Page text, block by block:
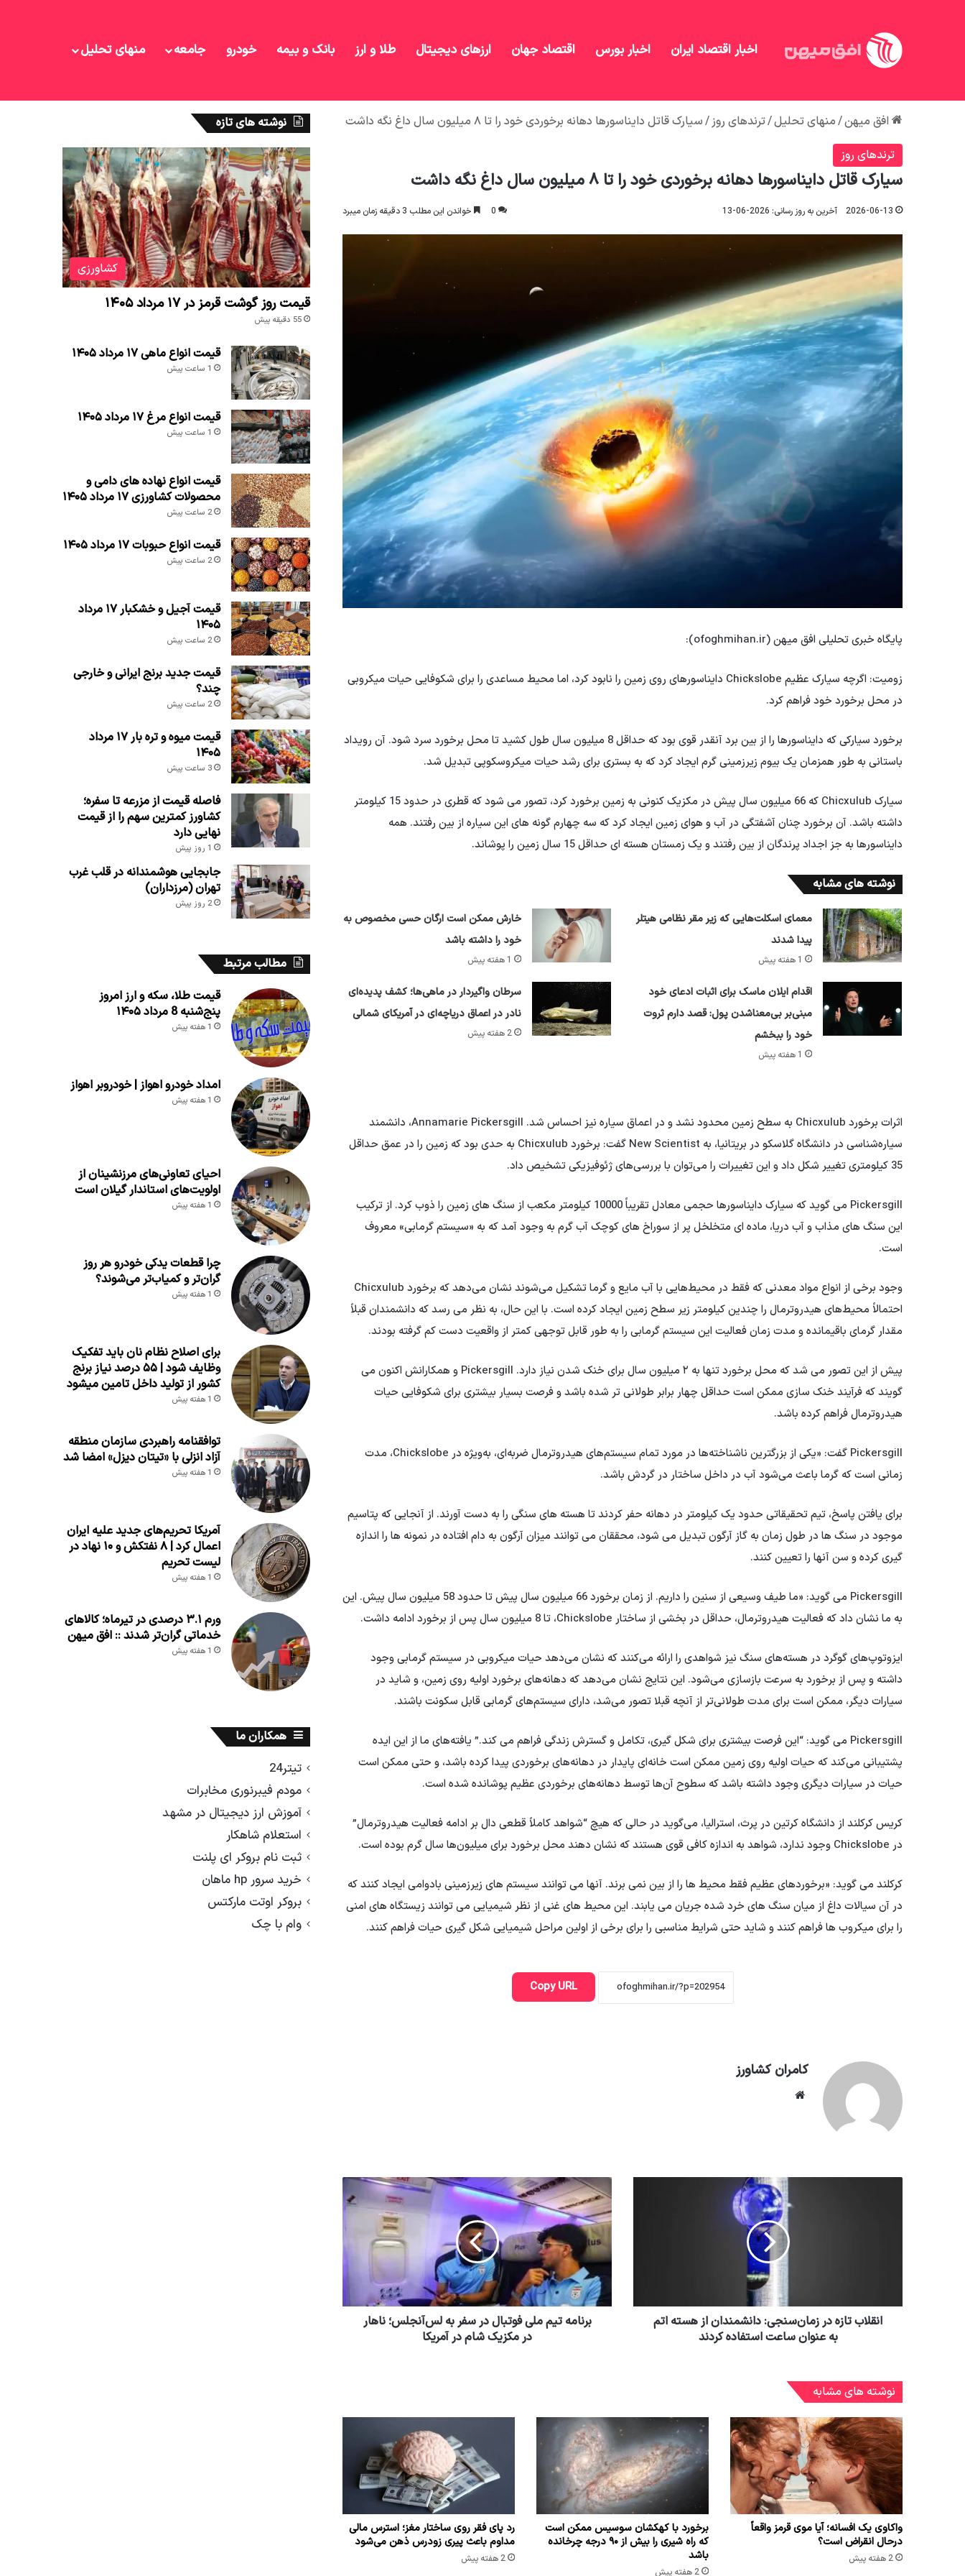
اخبار اقتصاد ایران اخبار بورس اقتصاد جهان ارزهای دیجیتال طلا و ارز بانک و بیمه خودرو جامعه منهای تحلیل
افق میهن/منهای تحلیل/ترندهای روز/سیارک قاتل دایناسورها دهانه برخوردی خود را تا ۸ میلیون سال داغ نگه داشت
ترندهای روز
سیارک قاتل دایناسورها دهانه برخوردی خود را تا ۸ میلیون سال داغ نگه داشت
2026-06-13 آخرین به روز رسانی: 2026-06-13 0 خواندن این مطلب 3 دقیقه زمان میبرد
پایگاه خبری تحلیلی افق میهن (ofoghmihan.ir):
زومیت: اگرچه سیارک عظیم Chickslobe دایناسورهای روی زمین را نابود کرد، اما محیط مساعدی را برای شکوفایی حیات میکروبی
در محل برخورد خود فراهم کرد.
برخورد سیارکی که دایناسورها را از بین برد آنقدر قوی بود که حداقل 8 میلیون سال طول کشید تا محل برخورد سرد شود. آن رویداد
باستانی به طور همزمان یک بیوم زیرزمینی گرم ایجاد کرد که به بستری برای رشد حیات میکروسکوپی تبدیل شد.
سیارک Chicxulub که 66 میلیون سال پیش در مکزیک کنونی به زمین برخورد کرد، تصور می شود که قطری در حدود 15 کیلومتر
داشته باشد. آن برخورد چنان آشفتگی در آب و هوای زمین ایجاد کرد که سه چهارم گونه های این سیاره از بین رفتند. همه
دایناسورها به جز اجداد پرندگان از بین رفتند و یک زمستان هسته ای حداقل 15 سال زمین را پوشاند.
نوشته های مشابه
معمای اسکلت‌هایی که زیر مقر نظامی هیتلر
پیدا شدند
1 هفته پیش
خارش ممکن است ارگان حسی مخصوص به
خود را داشته باشد
1 هفته پیش
اقدام ایلان ماسک برای اثبات ادعای خود
مبنی‌بر بی‌معناشدن پول: قصد دارم ثروت
خود را ببخشم
1 هفته پیش
سرطان واگیردار در ماهی‌ها؛ کشف پدیده‌ای
نادر در اعماق دریاچه‌ای در آمریکای شمالی
2 هفته پیش
اثرات برخورد Chicxulub به سطح زمین محدود نشد و در اعماق سیاره نیز احساس شد. Annamarie Pickersgill، دانشمند
سیاره‌شناسی در دانشگاه گلاسکو در بریتانیا، به New Scientist گفت: برخورد Chicxulub به حدی بود که زمین را در عمق حداقل
35 کیلومتری تغییر شکل داد و این تغییرات را می‌توان با بررسی‌های ژئوفیزیکی تشخیص داد.
Pickersgill می گوید که سیارک دایناسورها حجمی معادل تقریباً 10000 کیلومتر مکعب از سنگ های زمین را ذوب کرد. از ترکیب
این سنگ های مذاب و آب دریا، ماده ای متخلخل پر از سوراخ های کوچک آب گرم به وجود آمد که به «سیستم گرمابی» معروف
است.
وجود برخی از انواع مواد معدنی که فقط در محیط‌هایی با آب مایع و گرما تشکیل می‌شوند نشان می‌دهد که برخورد Chicxulub
احتمالاً محیط‌های هیدروترمال را چندین کیلومتر زیر سطح زمین ایجاد کرده است. با این حال، به نظر می رسد که دانشمندان قبلاً
مقدار گرمای باقیمانده و مدت زمان فعالیت این سیستم گرمابی را به طور قابل توجهی کمتر از واقعیت دست کم گرفته بودند.
پیش از این تصور می شد که محل برخورد تنها به ۲ میلیون سال برای خنک شدن نیاز دارد. Pickersgill و همکارانش اکنون می
گویند که فرآیند خنک سازی ممکن است حداقل چهار برابر طولانی تر شده باشد و فرصت بسیار بیشتری برای شکوفایی حیات
هیدروترمال فراهم کرده باشد.
Pickersgill گفت: «یکی از بزرگترین ناشناخته‌ها در مورد تمام سیستم‌های هیدروترمال ضربه‌ای، به‌ویژه در Chickslobe، مدت
زمانی است که گرما باعث می‌شود آب در داخل ساختار در گردش باشد.
برای یافتن پاسخ، تیم تحقیقاتی حدود یک کیلومتر در دهانه حفر کردند تا هسته های سنگی را به دست آورند. از آنجایی که پتاسیم
موجود در سنگ ها در طول زمان به گاز آرگون تبدیل می شود، محققان می توانند میزان آرگون به دام افتاده در نمونه ها را اندازه
گیری کرده و سن آنها را تعیین کنند.
Pickersgill می گوید: «ما طیف وسیعی از سنین را داریم. از زمان برخورد 66 میلیون سال پیش تا حدود 58 میلیون سال پیش. این
به ما نشان داد که فعالیت هیدروترمال، حداقل در بخشی از ساختار Chickslobe، تا 8 میلیون سال پس از برخورد ادامه داشت.
ایزوتوپ‌های گوگرد در هسته‌های سنگ نیز شواهدی را ارائه می‌کنند که نشان می‌دهد حیات میکروبی در سیستم گرمابی وجود
داشته و پس از برخورد به سرعت بازسازی می‌شود. این نتایج نشان می‌دهد که دهانه‌های برخورد اولیه روی زمین، و شاید در
سیارات دیگر، ممکن است برای مدت طولانی‌تر از آنچه قبلا تصور می‌شد، دارای سیستم‌های گرمابی قابل سکونت باشند.
Pickersgill می گوید: “این فرصت بیشتری برای شکل گیری، تکامل و گسترش زندگی فراهم می کند.” یافته‌های ما از این ایده
پشتیبانی می‌کند که حیات اولیه روی زمین ممکن است خانه‌ای پایدار در دهانه‌های برخوردی پیدا کرده باشد، و حتی ممکن است
حیات در سیارات دیگری وجود داشته باشد که سطوح آن‌ها توسط دهانه‌های برخوردی عظیم پوشانده شده است.
کریس کرکلند از دانشگاه کرتین در پرث، استرالیا، می‌گوید در حالی که هیچ “شواهد کاملاً قطعی دال بر ادامه فعالیت هیدروترمال”
در Chickslobe وجود ندارد، شواهد به اندازه کافی قوی هستند که نشان دهند محل برخورد برای میلیون‌ها سال گرم بوده است.
کرکلند می گوید: «برخوردهای عظیم فقط محیط ها را از بین نمی برند. آنها می توانند سیستم های زیرزمینی بادوامی ایجاد کنند که
در آن سیالات داغ از میان سنگ های خرد شده جریان می یابند. این محیط های غنی از نظر شیمیایی می توانند زیستگاه های امنی
را برای میکروب ها فراهم کنند و شاید حتی شرایط مناسبی را برای برخی از اولین مراحل شیمیایی شکل گیری حیات فراهم کنند.
Copy URL
کامران کشاورز
انقلاب تازه در زمان‌سنجی: دانشمندان از هسته اتم
به عنوان ساعت استفاده کردند
برنامه تیم ملی فوتبال در سفر به لس‌آنجلس؛ ناهار
در مکزیک شام در آمریکا
نوشته های مشابه
واکاوی یک افسانه؛ آیا موی قرمز واقعاً
درحال انقراض است؟
2 هفته پیش
برخورد با کهکشان سوسیس ممکن است
که راه شیری را بیش از ۹۰ درجه چرخانده
باشد
2 هفته پیش
رد پای فقر روی ساختار مغز؛ استرس مالی
مداوم باعث پیری زودرس ذهن می‌شود
2 هفته پیش
نوشته های تازه
کشاورزی
قیمت روز گوشت قرمز در ۱۷ مرداد ۱۴۰۵
55 دقیقه پیش
قیمت انواع ماهی ۱۷ مرداد ۱۴۰۵
1 ساعت پیش
قیمت انواع مرغ ۱۷ مرداد ۱۴۰۵
1 ساعت پیش
قیمت انواع نهاده های دامی و
محصولات کشاورزی ۱۷ مرداد ۱۴۰۵
2 ساعت پیش
قیمت انواع حبوبات ۱۷ مرداد ۱۴۰۵
2 ساعت پیش
قیمت آجیل و خشکبار ۱۷ مرداد
۱۴۰۵
2 ساعت پیش
قیمت جدید برنج ایرانی و خارجی
چند؟
2 ساعت پیش
قیمت میوه و تره بار ۱۷ مرداد
۱۴۰۵
3 ساعت پیش
فاصله قیمت از مزرعه تا سفره؛
کشاورز کمترین سهم را از قیمت
نهایی دارد
1 روز پیش
جابجایی هوشمندانه در قلب غرب
تهران (مرزداران)
2 روز پیش
مطالب مرتبط
قیمت طلا، سکه و ارز امروز
پنج‌شنبه 8 مرداد ۱۴۰۵
1 هفته پیش
امداد خودرو اهواز | خودروبر اهواز
1 هفته پیش
احیای تعاونی‌های مرزنشینان از
اولویت‌های استاندار گیلان است
1 هفته پیش
چرا قطعات یدکی خودرو هر روز
گران‌تر و کمیاب‌تر می‌شوند؟
1 هفته پیش
برای اصلاح نظام نان باید تفکیک
وظایف شود | ۵۵ درصد نیاز برنج
کشور از تولید داخل تامین میشود
1 هفته پیش
توافقنامه راهبردی سازمان منطقه
آزاد انزلی با «تیتان دیزل» امضا شد
1 هفته پیش
آمریکا تحریم‌های جدید علیه ایران
اعمال کرد | ۸ نفتکش و ۱۰ نهاد در
لیست تحریم
1 هفته پیش
ورم ۳.۱ درصدی در تیرماه؛ کالاهای
خدماتی گران‌تر شدند :: افق میهن
1 هفته پیش
همکاران ما
تیتر24
مودم فیبرنوری مخابرات
آموزش ارز دیجیتال در مشهد
استعلام شاهکار
ثبت نام بروکر ای پلنت
خرید سرور hp ماهان
بروکر اوتت مارکتس
وام با چک